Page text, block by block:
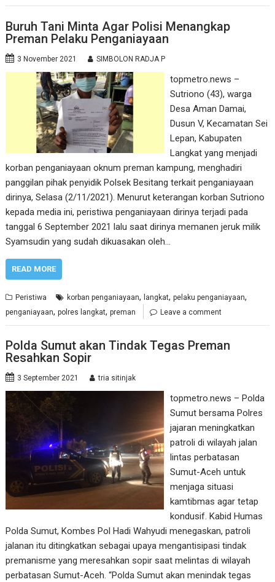
Buruh Tani Minta Agar Polisi Menangkap
Preman Pelaku Penganiayaan
3 November 2021 SIMBOLON RADJA P
topmetro.news –
Sutriono (43), warga
Desa Aman Damai,
Dusun V, Kecamatan Sei
Lepan, Kabupaten
Langkat yang menjadi
korban penganiayaan oknum preman kampung, menghadiri
panggilan pihak penyidik Polsek Besitang terkait penganiayaan
dirinya, Selasa (2/11/2021). Menurut keterangan korban Sutriono
kepada media ini, peristiwa penganiayaan dirinya terjadi pada
tanggal 6 September 2021 lalu saat dirinya memanen jeruk milik
Syamsudin yang sudah dikuasakan oleh…
READ MORE
Peristiwa korban penganiayaan, langkat,pelaku penganiayaan,
penganiayaan,polres langkat,preman Leave a comment
Polda Sumut akan Tindak Tegas Preman
Resahkan Sopir
3 September 2021 tria sitinjak
topmetro.news – Polda
Sumut bersama Polres
jajaran meningkatkan
patroli di wilayah jalan
lintas perbatasan
Sumut-Aceh untuk
menjaga situasi
kamtibmas agar tetap
kondusif. Kabid Humas
Polda Sumut, Kombes Pol Hadi Wahyudi menegaskan, patroli
jalanan itu ditingkatkan sebagai upaya mengantisipasi tindak
premanisme yang meresahkan sopir saat melintas di wilayah
perbatasan Sumut-Aceh. “Polda Sumut akan menindak tegas